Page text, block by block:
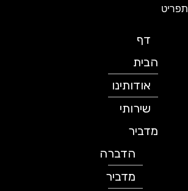
תפריט
דף
הבית
אודותינו
שירותי
מדביר
הדברה
מדביר